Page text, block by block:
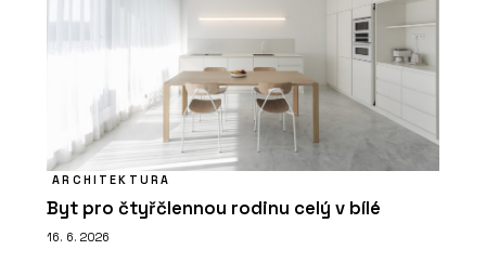
ARCHITEKTURA
Byt pro čtyřčlennou rodinu celý v bílé
16. 6. 2026